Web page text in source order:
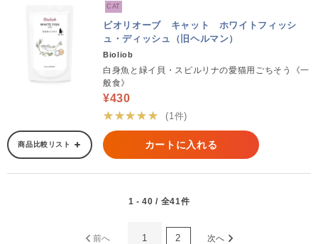
CAT
ビオリオーブ キャット ホワイトフィッシ
ュ・ディッシュ（旧ヘルマン）
Bioliob
白身魚と緑イ貝・スピルリナの愛猫用ごちそう《一
般食》
¥430
★★★★★
(1件)
商品比較リスト カートに入れる
1 - 40 / 全41件
前へ 1 2 次へ